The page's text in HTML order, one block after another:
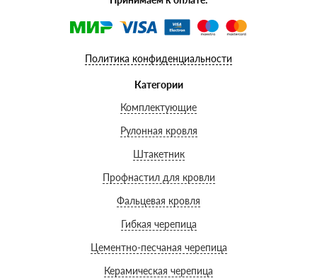
Политика конфиденциальности
Категории
Комплектующие
Рулонная кровля
Штакетник
Профнастил для кровли
Фальцевая кровля
Гибкая черепица
Цементно-песчаная черепица
Керамическая черепица